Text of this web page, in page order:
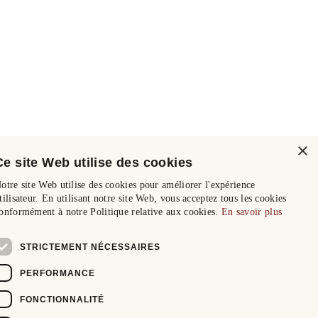
×
site Web utilise des cookies
site Web utilise des cookies pour améliorer l'expérience
En utilisant notre site Web, vous acceptez tous les cookies
à notre Politique relative aux cookies. En savoir plus
STRICTEMENT NÉCESSAIRES
PERFORMANCE
FONCTIONNALITÉ